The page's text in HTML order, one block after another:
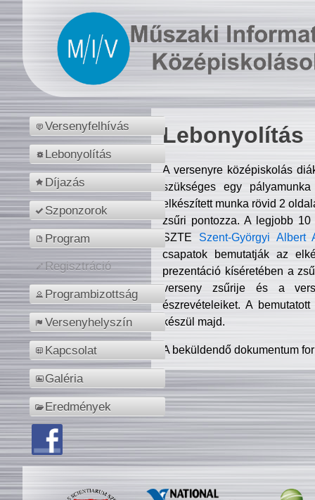
Versenyfelhívás
Lebonyolítás
Díjazás
Szponzorok
Program
Regisztráció
Programbizottság
Versenyhelyszín
Kapcsolat
Galéria
Eredmények
Lebonyolítás
A versenyre középiskolás
szükséges egy
elkészített munka rövid 2
zsűri pontozza. A legjobb
SZTE Szent-Györgyi Albert
csapatok bemutatják az
prezentáció kíséretében a
verseny zsűrije és a
észrevételeiket. A
készül majd.
A beküldendő dokumentum